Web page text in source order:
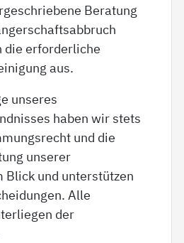
Beratung
die erforderliche
aus.
unseres
haben wir stets
und die
unserer
Blick und unterstützen
Alle
der